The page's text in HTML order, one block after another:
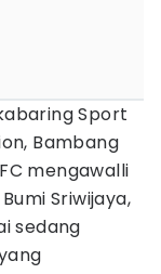
Sport
Bambang
mengawalli
Sriwijaya,
sedang